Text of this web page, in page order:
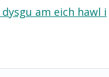
am eich hawl i